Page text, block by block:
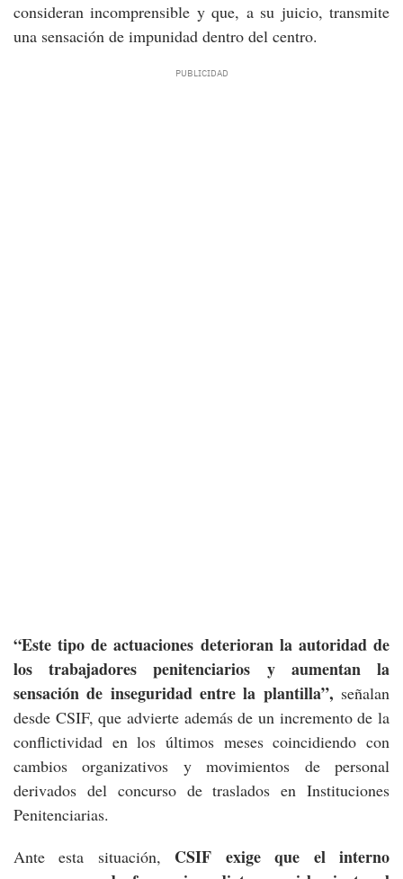
consideran incomprensible y que, a su juicio, transmite
una sensación de impunidad dentro del centro.
“Este tipo de actuaciones deterioran la autoridad de
los trabajadores penitenciarios y aumentan la
sensación de inseguridad entre la plantilla”, señalan
desde CSIF, que advierte además de un incremento de la
conflictividad en los últimos meses coincidiendo con
cambios organizativos y movimientos de personal
derivados del concurso de traslados en Instituciones
Penitenciarias.
Ante esta situación, CSIF exige que el interno